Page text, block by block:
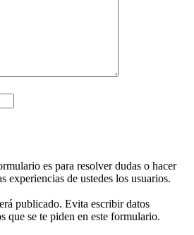
es para resolver dudas o hacer
experiencias de ustedes los usuarios.
publicado. Evita escribir datos
que se te piden en este formulario.